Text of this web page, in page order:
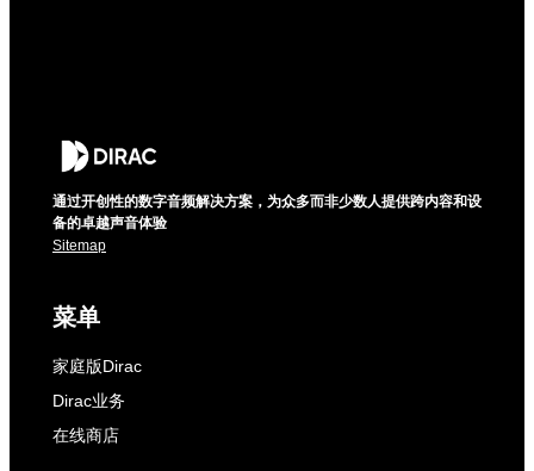
通过开创性的数字音频解决方案，为众多而非少数人提供跨内容和设
备的卓越声音体验
Sitemap
菜单
家庭版Dirac
Dirac业务
在线商店